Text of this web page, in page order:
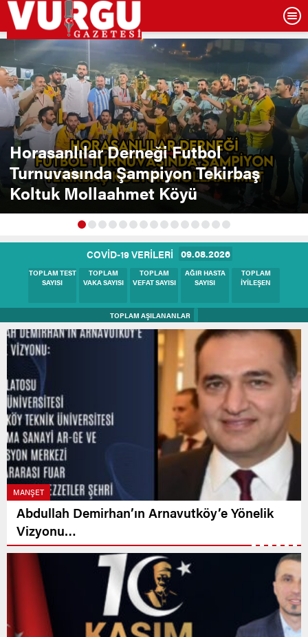
Horasanlılar Derneği Futbol
Turnuvasında Şampiyon Tekirbaş
Koltuk Mollaahmet Köyü
COVİD-19 VERİLERİ 09.08.2026
BUGÜNKÜ
TEST SAYISI
BUGÜNKÜ
VAKA SAYISI
BUGÜNKÜ
HASTA SAYISI
BUGÜNKÜ
VEFAT SAYISI
BUGÜNKÜ
İYİLEŞEN
TOPLAM AŞILANANLAR
MANŞET
Abdullah Demirhan’ın Arnavutköy’e Yönelik
Vizyonu…